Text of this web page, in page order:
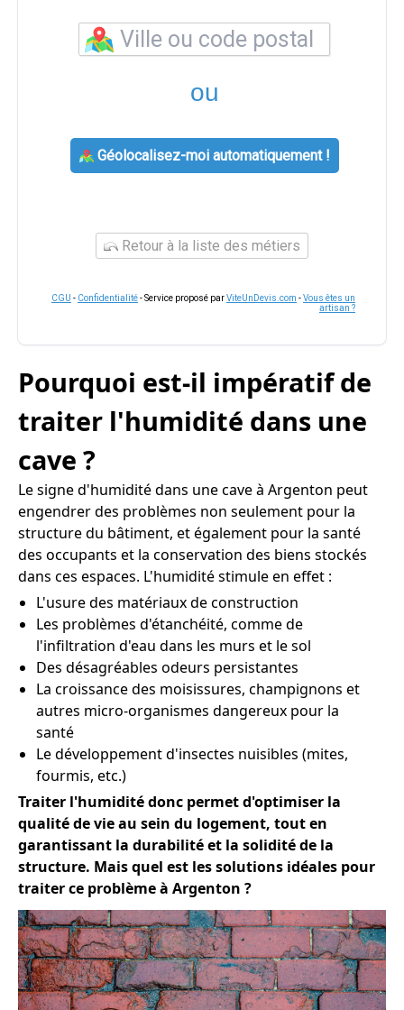
ou
Géolocalisez-moi automatiquement !
Retour à la liste des métiers
CGU - Confidentialité- Service proposé parViteUnDevis.com -Vous êtes un
artisan ?
Pourquoi est-il impératif de
traiter l'humidité dans une
cave ?
Le signe d'humidité dans une cave à Argenton peut
engendrer des problèmes non seulement pour la
structure du bâtiment, et également pour la santé
des occupants et la conservation des biens stockés
dans ces espaces. L'humidité stimule en effet :
L'usure des matériaux de construction
Les problèmes d'étanchéité, comme de
l'infiltration d'eau dans les murs et le sol
Des désagréables odeurs persistantes
La croissance des moisissures, champignons et
autres micro-organismes dangereux pour la
santé
Le développement d'insectes nuisibles (mites,
fourmis, etc.)
Traiter l'humidité donc permet d'optimiser la
qualité de vie au sein du logement, tout en
garantissant la durabilité et la solidité de la
structure. Mais quel est les solutions idéales pour
traiter ce problème à Argenton ?